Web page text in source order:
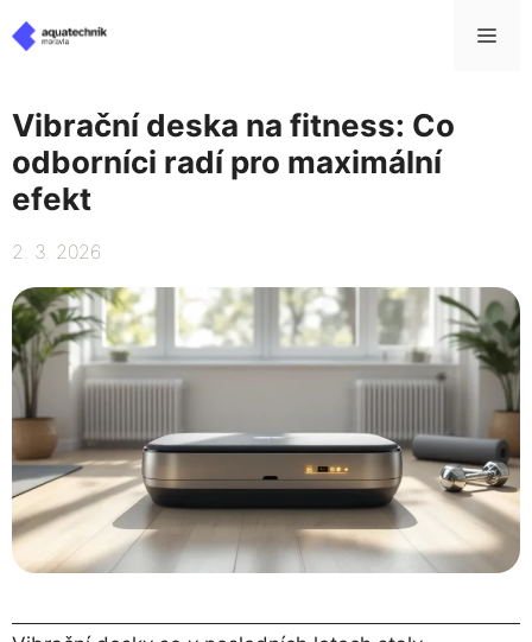
na
Vibrační deska na fitness: Co
odborníci radí pro maximální
efekt
2. 3. 2026